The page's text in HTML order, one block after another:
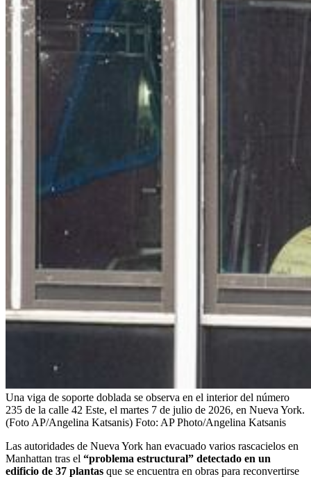
Una viga de soporte doblada se observa en el interior del número
235 de la calle 42 Este, el martes 7 de julio de 2026, en Nueva York.
(Foto AP/Angelina Katsanis) Foto: AP Photo/Angelina Katsanis
Las autoridades de Nueva York han evacuado varios rascacielos en
Manhattan tras el “problema estructural” detectado en un
edificio de 37 plantas que se encuentra en obras para reconvertirse